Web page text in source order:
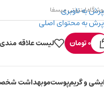
پرش به ناوبری
پرش به محتوای اصلی
۳۰۰ میسکوین (۳۰ هزار تومن) هدیه خرید اول
اینترنتی میسفا
0تومان لیست علاقه مندی
و گریمپوستموبهداشت